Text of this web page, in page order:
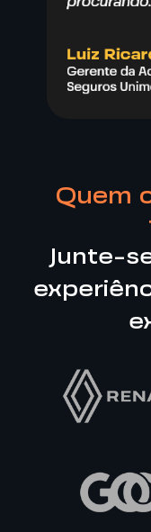
Quem
Junte-